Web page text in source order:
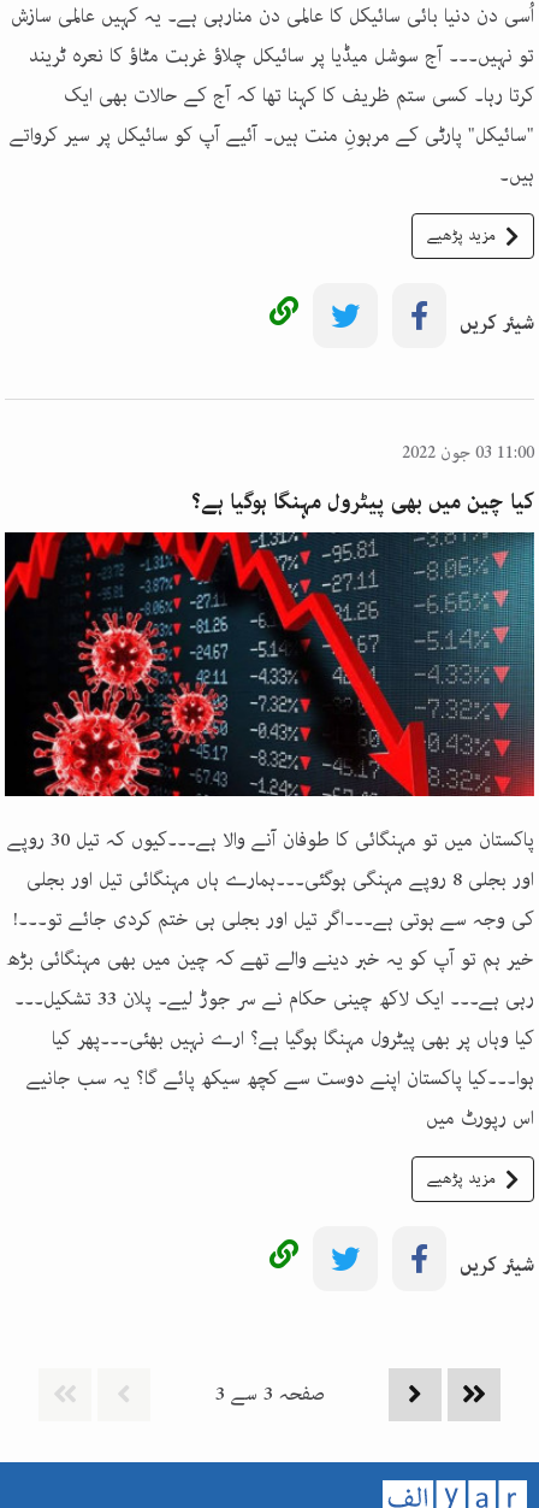
اُسی دن دنیا بائی سائیکل کا عالمی دن منارہی ہے۔ یہ کہیں عالمی سازش
تو نہیں۔۔۔ آج سوشل میڈیا پر سائیکل چلاؤ غربت مٹاؤ کا نعرہ ٹریند
کرتا رہا۔ کسی ستم ظریف کا کہنا تھا کہ آج کے حالات بھی ایک
"سائیکل" پارٹی کے مرہونِ منت ہیں۔ آئیے آپ کو سائیکل پر سیر کرواتے
ہیں۔
مزید پڑھیے
شیئر کریں
11:00 03 جون 2022
کیا چین میں بھی پیٹرول مہنگا ہوگیا ہے؟
پاکستان میں تو مہنگائی کا طوفان آنے والا ہے۔۔۔کیوں کہ تیل 30 روپے
اور بجلی 8 روپے مہنگی ہوگئی۔۔۔ہمارے ہاں مہنگائی تیل اور بجلی
کی وجہ سے ہوتی ہے۔۔۔اگر تیل اور بجلی ہی ختم کردی جائے تو۔۔۔!
خیر ہم تو آپ کو یہ خبر دینے والے تھے کہ چین میں بھی مہنگائی بڑھ
رہی ہے۔۔۔ ایک لاکھ چینی حکام نے سر جوڑ لیے۔ پلان 33 تشکیل۔۔۔
کیا وہاں پر بھی پیٹرول مہنگا ہوگیا ہے؟ ارے نہیں بھئی۔۔۔پھر کیا
ہوا۔۔۔کیا پاکستان اپنے دوست سے کچھ سیکھ پائے گا؟ یہ سب جانیے
اس رپورٹ میں
مزید پڑھیے
شیئر کریں
صفحہ 3 سے 3